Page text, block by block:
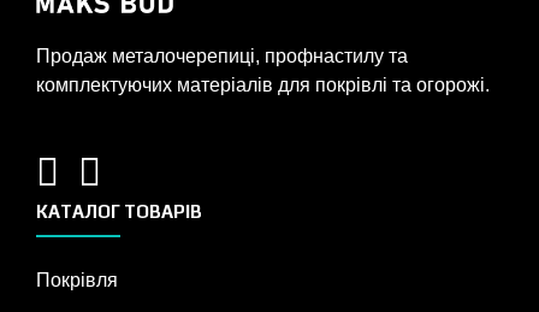
Продаж металочерепиці, профнастилу та
комплектуючих матеріалів для покрівлі та огорожі.
КАТАЛОГ ТОВАРІВ
Покрівля